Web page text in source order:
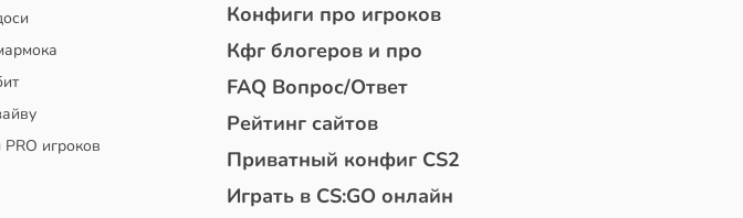
игроков
Конфиги про игроков
Кфг блогеров и про
FAQ Вопрос/Ответ
Рейтинг сайтов
Приватный конфиг CS2
Играть в CS:GO онлайн